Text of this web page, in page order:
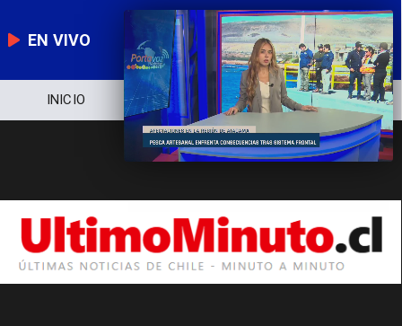
EN VIVO
INICIO NOTICIERO POLÍTICA